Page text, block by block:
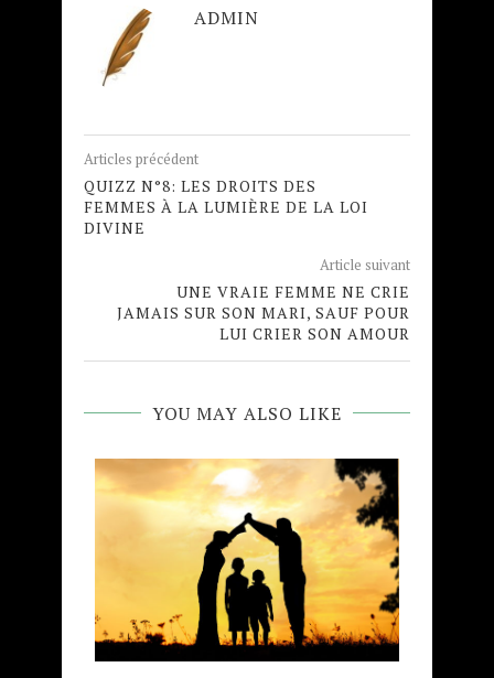
ADMIN
Articles précédent
QUIZZ N°8: LES DROITS DES
FEMMES À LA LUMIÈRE DE LA LOI
DIVINE
Article suivant
UNE VRAIE FEMME NE CRIE
JAMAIS SUR SON MARI, SAUF POUR
LUI CRIER SON AMOUR
YOU MAY ALSO LIKE